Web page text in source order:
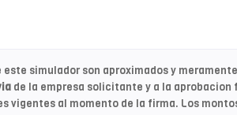
este simulador son aproximados y
de la empresa solicitante y a la
vigentes al momento de la firma. Los